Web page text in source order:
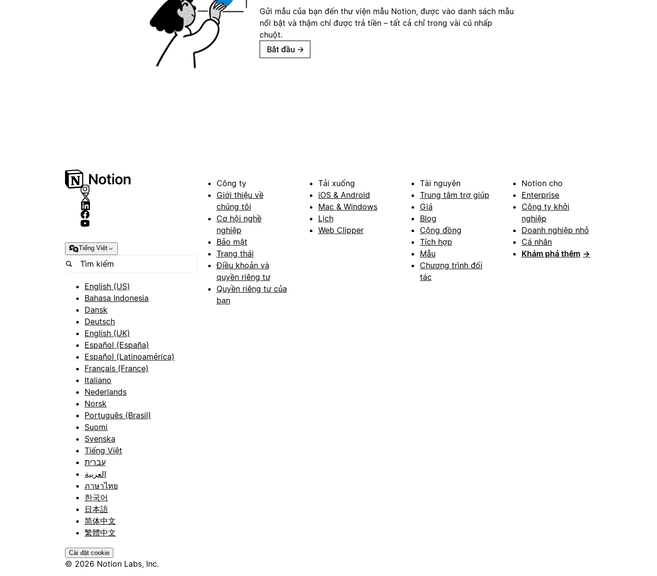
Gửi mẫu của bạn đến thư viện mẫu Notion, được vào danh sách mẫu
nổi bật và thậm chí được trả tiền – tất cả chỉ trong vài cú nhấp
chuột.
Bắt đầu →
Tiếng Việt
English (US)
Bahasa Indonesia
Dansk
Deutsch
English (UK)
Español (España)
Español (Latinoamérica)
Français (France)
Italiano
Nederlands
Norsk
Português (Brasil)
Suomi
Svenska
Tiếng Việt
עברית
العربية
ภาษาไทย
한국어
日本語
简体中文
繁體中文
Cài đặt cookie
© 2026 Notion Labs, Inc.
Công ty
Giới thiệu về
chúng tôi
Cơ hội nghề
nghiệp
Bảo mật
Trạng thái
Điều khoản và
quyền riêng tư
Quyền riêng tư của
bạn
Tải xuống
iOS & Android
Mac & Windows
Lịch
Web Clipper
Tài nguyên
Trung tâm trợ giúp
Giá
Blog
Cộng đồng
Tích hợp
Mẫu
Chương trình đối
tác
Notion cho
Enterprise
Công ty khởi
nghiệp
Doanh nghiệp nhỏ
Cá nhân
Khám phá thêm →